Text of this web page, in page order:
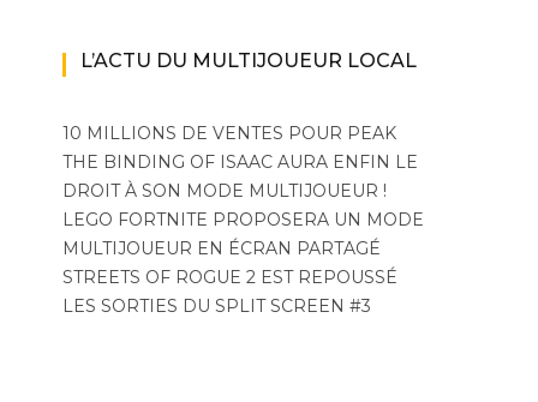
L’ACTU DU MULTIJOUEUR LOCAL
10 MILLIONS DE VENTES POUR PEAK
THE BINDING OF ISAAC AURA ENFIN LE
DROIT À SON MODE MULTIJOUEUR !
LEGO FORTNITE PROPOSERA UN MODE
MULTIJOUEUR EN ÉCRAN PARTAGÉ
STREETS OF ROGUE 2 EST REPOUSSÉ
LES SORTIES DU SPLIT SCREEN #3